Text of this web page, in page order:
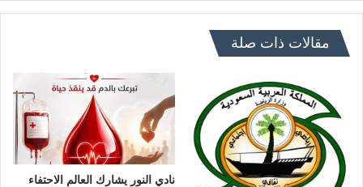
مقالات ذات صلة
نادي النور يشارك العالم الاحتفاء